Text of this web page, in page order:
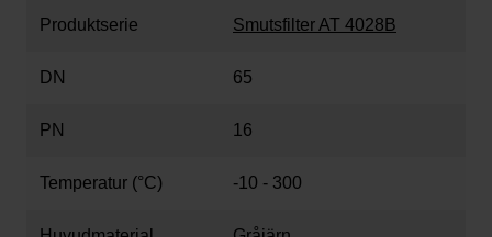
Produktserie Smutsfilter AT 4028B
DN 65
PN 16
Temperatur (°C) -10 - 300